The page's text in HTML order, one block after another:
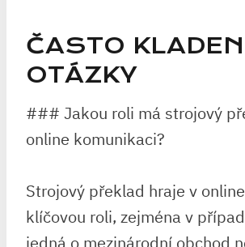
ČASTO
OTÁZKY
### Jakou roli má strojový
online komunikaci?
Strojový překlad hraje v
klíčovou roli, zejména v
jedná o mezinárodní obchod